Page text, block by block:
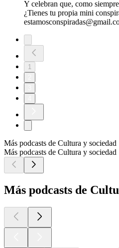
Y celebran que, como
¿Tienes tu propia mini
1
Más podcasts de Cultura y sociedad
Más podcasts de Cultura y sociedad
Más podcasts de